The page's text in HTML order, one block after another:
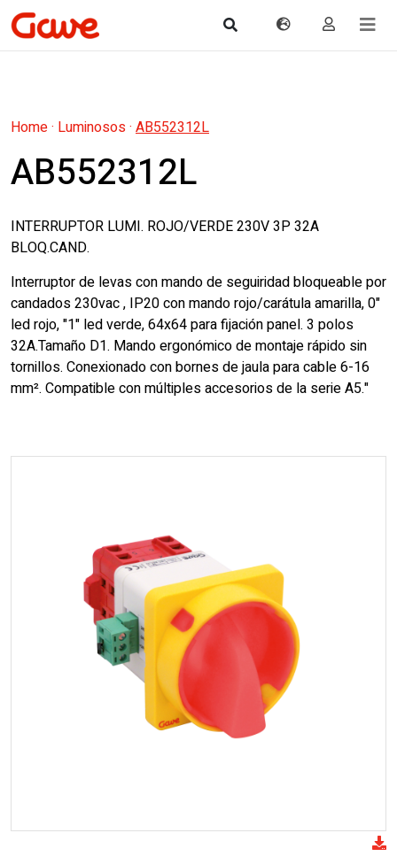
Home· Luminosos· AB552312L
AB552312L
INTERRUPTOR LUMI. ROJO/VERDE 230V 3P 32A
BLOQ.CAND.
Interruptor de levas con mando de seguiridad bloqueable por
candados 230vac , IP20 con mando rojo/carátula amarilla, 0"
led rojo, "1" led verde, 64x64 para fijación panel. 3 polos
32A.Tamaño D1. Mando ergonómico de montaje rápido sin
tornillos. Conexionado con bornes de jaula para cable 6-16
mm². Compatible con múltiples accesorios de la serie A5."